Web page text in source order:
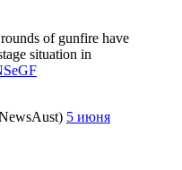
of gunfire have
situation in
5 июня